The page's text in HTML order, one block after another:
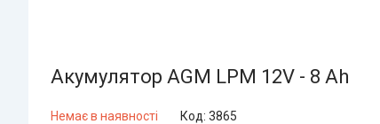
Акумулятор AGM LPM 12V - 8 Ah
Немає в наявності Код: 3865